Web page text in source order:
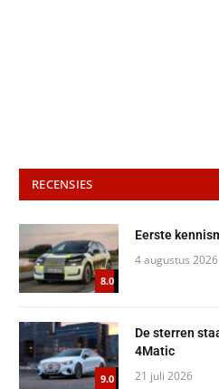
RECENSIES
8.0
Eerste
4 augustus 2026
9.0
De sterren
4Matic
21 juli 2026